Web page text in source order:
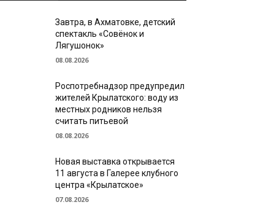
Завтра, в Ахматовке, детский
спектакль «Совёнок и
Лягушонок»
08.08.2026
Роспотребнадзор предупредил
жителей Крылатского: воду из
местных родников нельзя
считать питьевой
08.08.2026
Новая выставка открывается
11 августа в Галерее клубного
центра «Крылатское»
07.08.2026